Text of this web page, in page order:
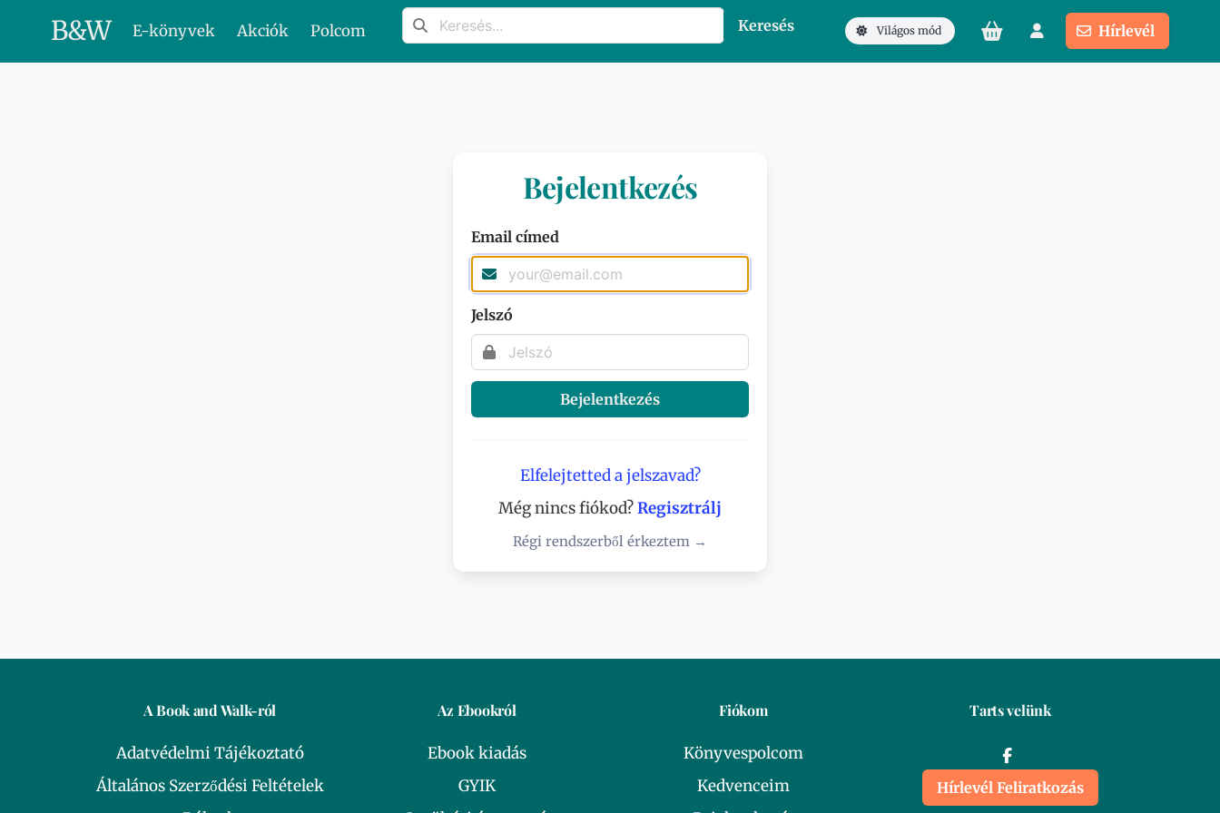
B&W E-könyvek Akciók Polcom Keresés Világos mód Hírlevél
Bejelentkezés
Email címed
Jelszó
Bejelentkezés
Elfelejtetted a jelszavad?
Még nincs fiókod?Regisztrálj
Régi rendszerből érkeztem →
A Book and Walk-ról
Adatvédelmi Tájékoztató
Általános Szerződési Feltételek
Az Ebookról
Ebook kiadás
GYIK
Fiókom
Könyvespolcom
Kedvenceim
Tarts velünk
Hírlevél Feliratkozás